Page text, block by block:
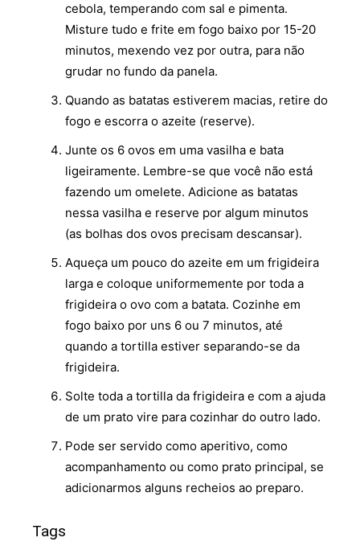
cebola, temperando com sal e pimenta.
Misture tudo e frite em fogo baixo por 15-20
minutos, mexendo vez por outra, para não
grudar no fundo da panela.
Quando as batatas estiverem macias, retire do
fogo e escorra o azeite (reserve).
Junte os 6 ovos em uma vasilha e bata
ligeiramente. Lembre-se que você não está
fazendo um omelete. Adicione as batatas
nessa vasilha e reserve por algum minutos
(as bolhas dos ovos precisam descansar).
Aqueça um pouco do azeite em um frigideira
larga e coloque uniformemente por toda a
frigideira o ovo com a batata. Cozinhe em
fogo baixo por uns 6 ou 7 minutos, até
quando a tortilla estiver separando-se da
frigideira.
Solte toda a tortilla da frigideira e com a ajuda
de um prato vire para cozinhar do outro lado.
Pode ser servido como aperitivo, como
acompanhamento ou como prato principal, se
adicionarmos alguns recheios ao preparo.
Tags